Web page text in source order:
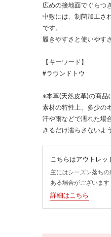
広めの接地面でぐらつ
中敷には、制菌加工さ
です。
履きやすさと使いやす
【キーワード】
#ラウンドトウ
※本革(天然皮革)の商品
素材の特性上、多少の
汗や雨などで濡れた場
きるだけ濡らさないよ
こちらはアウトレッ
主にはシーズン落ち
ある場合がございます
詳細はこちら